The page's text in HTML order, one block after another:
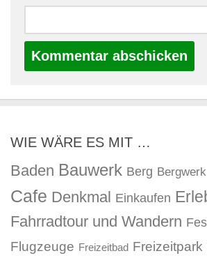
WIE WÄRE ES MIT …
Baden Bauwerk Berg Bergwerk
Cafe Denkmal Einkaufen
Fahrradtour und Wandern
Flugzeuge Freizeitbad Freizeitpark